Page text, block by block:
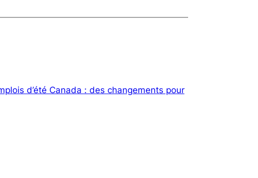
d’été Canada : des changements pour